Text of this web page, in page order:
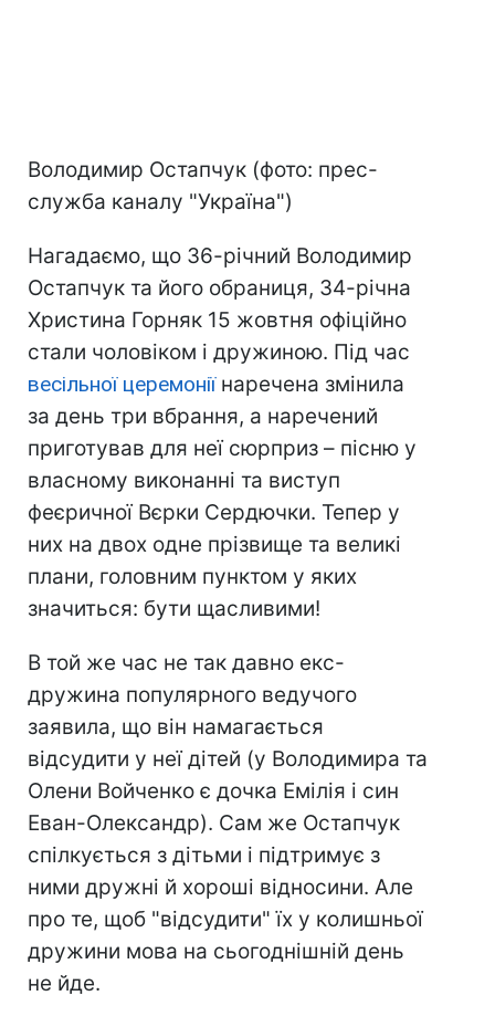
Володимир Остапчук (фото: прес-
служба каналу "Україна")
Нагадаємо, що 36-річний Володимир
Остапчук та його обраниця, 34-річна
Христина Горняк 15 жовтня офіційно
стали чоловіком і дружиною. Під час
весільної церемоніїнаречена змінила
за день три вбрання, а наречений
приготував для неї сюрприз – пісню у
власному виконанні та виступ
феєричної Вєрки Сердючки. Тепер у
них на двох одне прізвище та великі
плани, головним пунктом у яких
значиться: бути щасливими!
В той же час не так давно екс-
дружина популярного ведучого
заявила, що він намагається
відсудити у неї дітей (у Володимира та
Олени Войченко є дочка Емілія і син
Еван-Олександр). Сам же Остапчук
спілкується з дітьми і підтримує з
ними дружні й хороші відносини. Але
про те, щоб "відсудити" їх у колишньої
дружини мова на сьогоднішній день
не йде.